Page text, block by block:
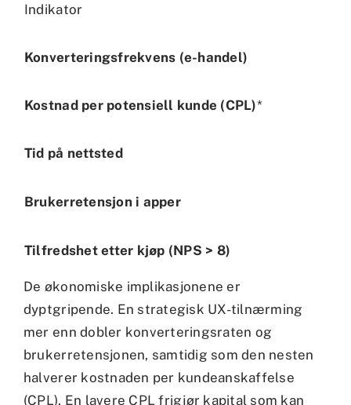
Indikator
Konverteringsfrekvens (e-handel)
Kostnad per potensiell kunde (CPL)*
Tid på nettsted
Brukerretensjon i apper
Tilfredshet etter kjøp (NPS > 8)
De økonomiske implikasjonene er
dyptgripende. En strategisk UX-tilnærming
mer enn dobler konverteringsraten og
brukerretensjonen, samtidig som den nesten
halverer kostnaden per kundeanskaffelse
(CPL). En lavere CPL frigjør kapital som kan